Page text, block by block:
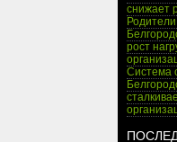
снижает
рост
Система